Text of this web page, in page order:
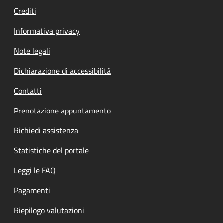
Crediti
Informativa privacy
Note legali
Dichiarazione di accessibilità
Contatti
Prenotazione appuntamento
Richiedi assistenza
Statistiche del portale
Leggi le FAQ
Pagamenti
Riepilogo valutazioni